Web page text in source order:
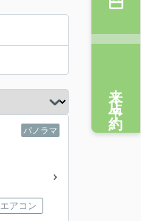
パノラマ
エアコン
来店予約